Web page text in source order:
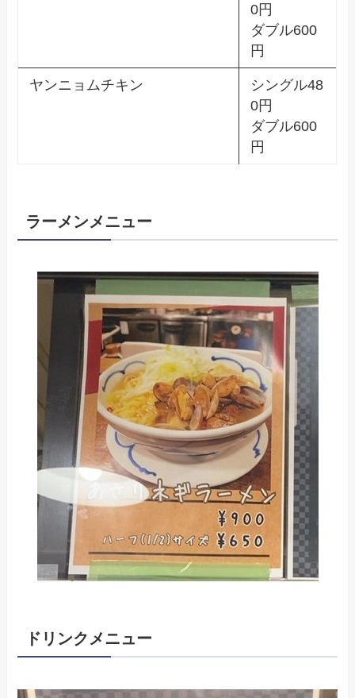
0円
ダブル600
円
ヤンニョムチキン
シングル48
0円
ダブル600
円
ラーメンメニュー
ドリンクメニュー